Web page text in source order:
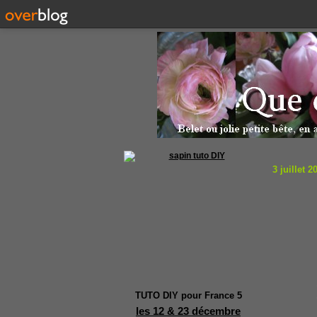
TUTO DIY pour France 5
les 12 & 23 décembre
3 juillet